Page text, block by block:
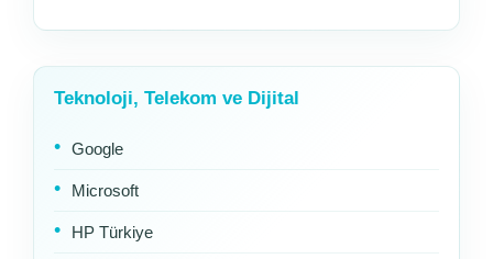
Teknoloji, Telekom ve Dijital
Google
Microsoft
HP Türkiye